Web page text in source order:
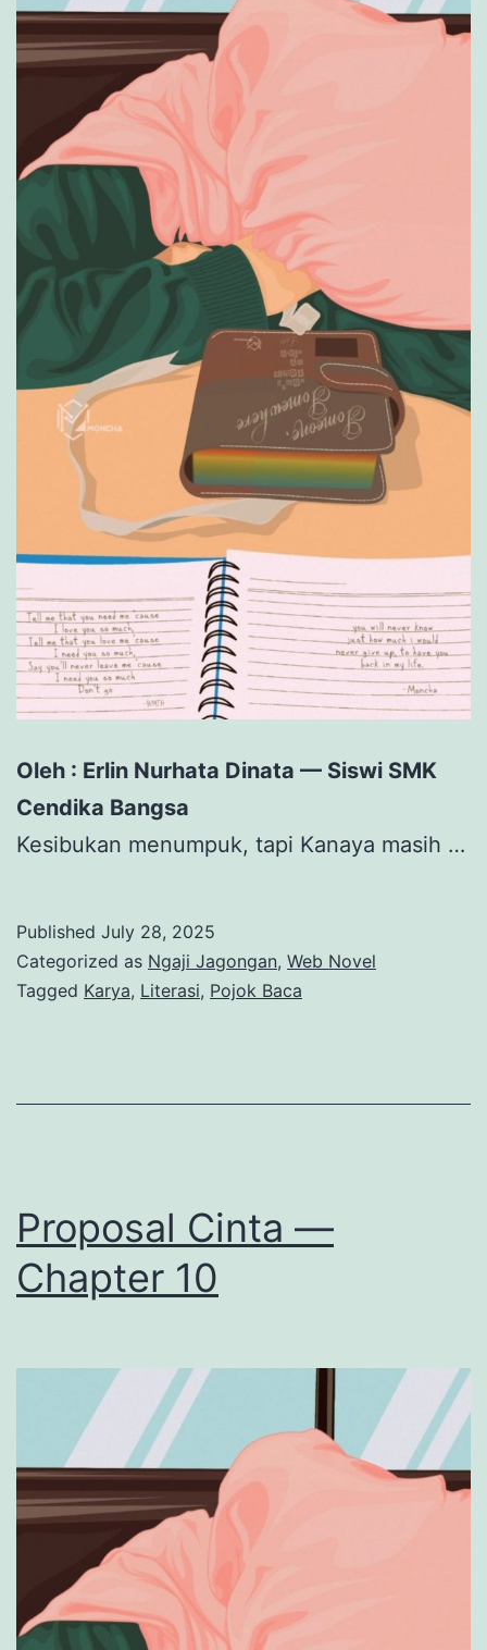
Oleh : Erlin Nurhata Dinata — Siswi SMK
Cendika Bangsa
Kesibukan menumpuk, tapi Kanaya masih …
Published July 28, 2025
Categorized as Ngaji Jagongan, Web Novel
Tagged Karya, Literasi, Pojok Baca
Proposal Cinta —
Chapter 10